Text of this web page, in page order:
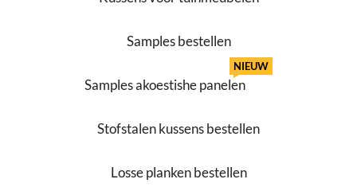
Samples bestellen
Samples akoestishe panelen
NIEUW
Stofstalen kussens bestellen
Losse planken bestellen